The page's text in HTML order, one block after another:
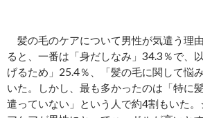
髪の毛のケアについて男性が気遣う理
ると、一番は「身だしなみ」34.3％で、
げるため」25.4％、「髪の毛に関して悩
いた。しかし、最も多かったのは「特に
遣っていない」という人で約4割もいた